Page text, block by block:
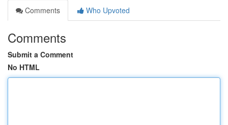
Comments
Who Upvoted
Comments
Submit a Comment
No HTML